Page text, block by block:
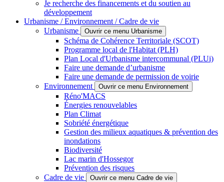
Je recherche des financements et du soutien au
développement
Urbanisme / Environnement / Cadre de vie
Urbanisme
Ouvrir ce menu Urbanisme
Schéma de Cohérence Territoriale (SCOT)
Programme local de l'Habitat (PLH)
Plan Local d'Urbanisme intercommunal (PLUi)
Faire une demande d’urbanisme
Faire une demande de permission de voirie
Environnement
Ouvrir ce menu Environnement
Réno'MACS
Énergies renouvelables
Plan Climat
Sobriété énergétique
Gestion des milieux aquatiques & prévention des
inondations
Biodiversité
Lac marin d'Hossegor
Prévention des risques
Cadre de vie
Ouvrir ce menu Cadre de vie